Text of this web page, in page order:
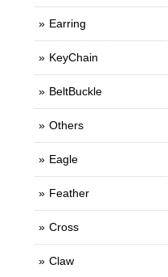
Earring
KeyChain
BeltBuckle
Others
Eagle
Feather
Cross
Claw